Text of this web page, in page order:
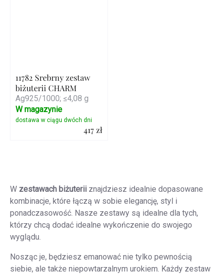
11782 Srebrny zestaw
biżuterii CHARM
Ag925/1000; ≤4,08 g
417 zł
W magazynie
W zestawach biżuterii znajdziesz idealnie dopasowane
kombinacje, które łączą w sobie elegancję, styl i
ponadczasowość. Nasze zestawy są idealne dla tych,
którzy chcą dodać idealne wykończenie do swojego
wyglądu.
Nosząc je, będziesz emanować nie tylko pewnością
siebie, ale także niepowtarzalnym urokiem. Każdy zestaw